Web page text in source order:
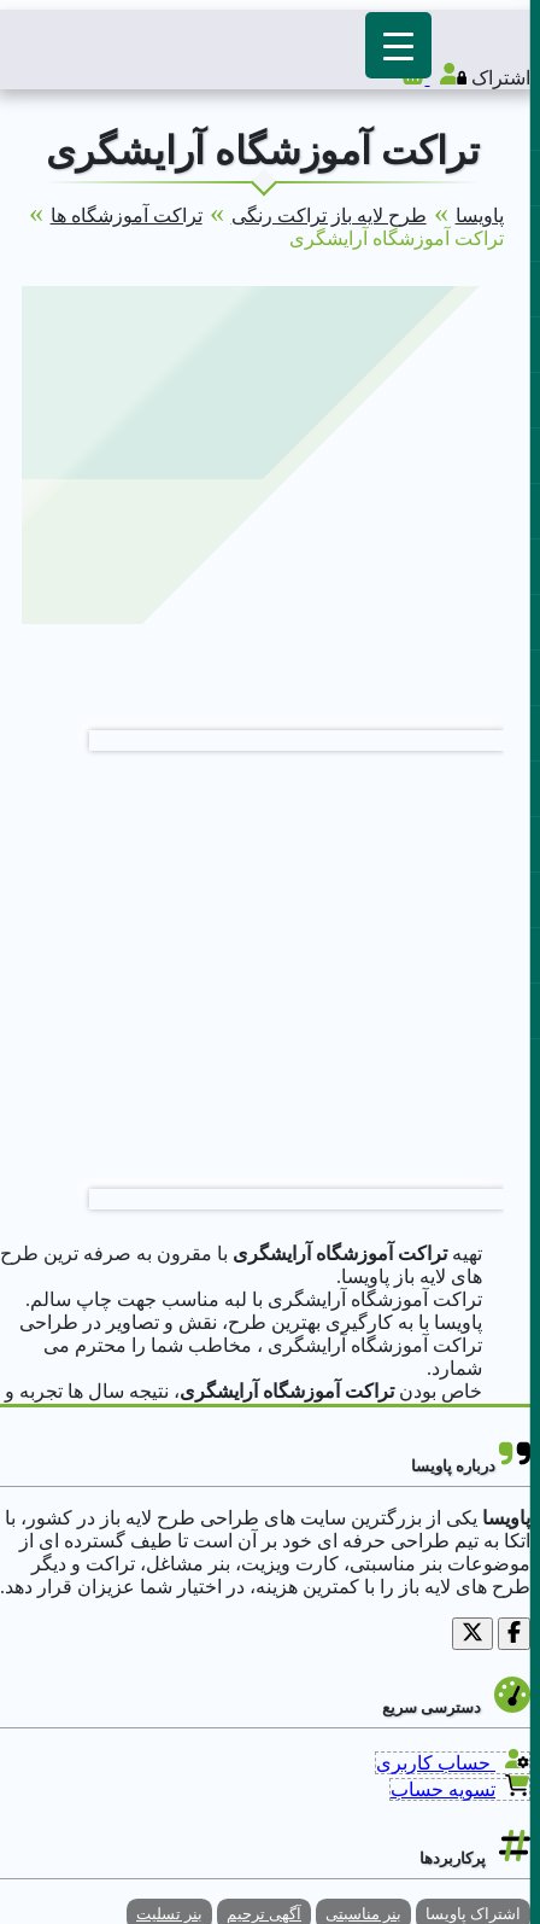
اشتراک
تراکت آموزشگاه آرایشگری
پاویسا»طرح لایه باز تراکت رنگی »تراکت آموزشگاه ها»
تراکت آموزشگاه آرایشگری
تهیهتراکت آموزشگاه آرایشگریبا مقرون به صرفه ترین طرح
های لایه باز پاویسا.
تراکت آموزشگاه آرایشگری با لبه مناسب جهت چاپ سالم.
پاویسا با به کارگیری بهترین طرح، نقش و تصاویر در طراحی
تراکت آموزشگاه آرایشگری ، مخاطب شما را محترم می
شمارد.
خاص بودنتراکت آموزشگاه آرایشگری، نتیجه سال ها تجربه و
اهمیت تیم پاویسا به سلیقه مشتریست.
درباره پاویسا
پاویسایکی از بزرگترین سایت های طراحی طرح لایه باز در کشور، با
اتکا به تیم طراحی حرفه ای خود بر آن است تا طیف گسترده ای از
موضوعات بنر مناسبتی، کارت ویزیت، بنر مشاغل، تراکت و دیگر
طرح های لایه باز را با کمترین هزینه، در اختیار شما عزیزان قرار دهد.
دسترسی سریع
حساب کاربری
تسویه حساب
پرکاربردها
اشتراک پاویسا بنر مناسبتی آگهی ترحیم
بنر تسلیت